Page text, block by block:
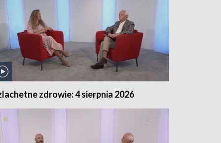
zdrowie: 4 sierpnia 2026